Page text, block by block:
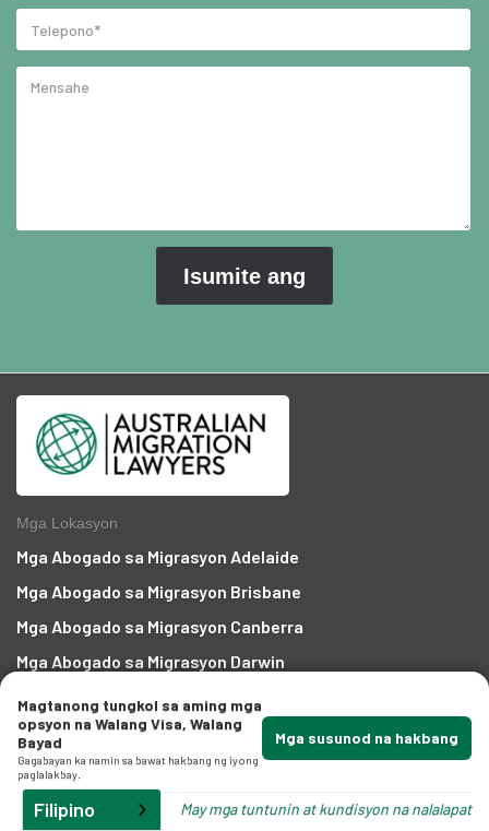
Mga Lokasyon
Mga Abogado sa Migrasyon Adelaide
Mga Abogado sa Migrasyon Brisbane
Mga Abogado sa Migrasyon Canberra
Mga Abogado sa Migrasyon Darwin
Mga Abogado sa Migrasyon Hobart
Mga Abogado sa Migration Melbourne
Mga Abogado sa Migrasyon Perth
Magtanong tungkol sa aming mga
opsyon na Walang Visa, Walang
Bayad
Gagabayan ka namin sa bawat hakbang ng iyong
paglalakbay.
Mga susunod na hakbang
May mga tuntunin at kundisyon na nalalapat
Filipino